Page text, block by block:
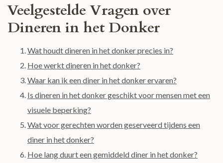
Veelgestelde Vragen over
Dineren in het Donker
Wat houdt dineren in het donker precies in?
Hoe werkt dineren in het donker?
Waar kan ik een diner in het donker ervaren?
Is dineren in het donker geschikt voor mensen met een
visuele beperking?
Wat voor gerechten worden geserveerd tijdens een
diner in het donker?
Hoe lang duurt een gemiddeld diner in het donker?